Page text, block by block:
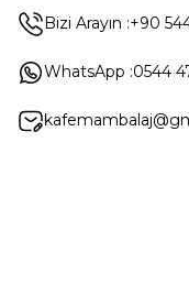
Bizi Arayın :+90
WhatsApp :0544